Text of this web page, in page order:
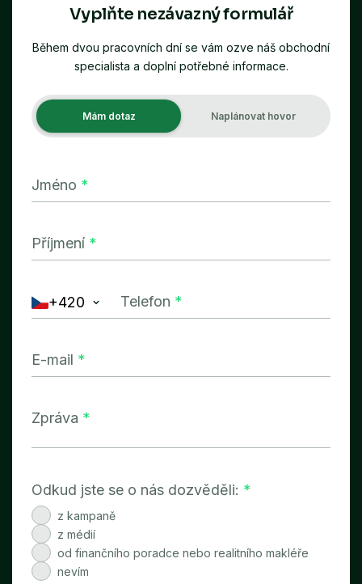
Vyplňte nezávazný formulář
Během dvou pracovních dní se vám ozve náš obchodní
specialista a doplní potřebné informace.
Mám dotaz Naplánovat hovor
Jméno *
Příjmení *
Telefon *
+420
E-mail *
Zpráva *
Odkud jste se o nás dozvěděli: *
z kampaně
z médií
od finančního poradce nebo realitního makléře
nevím